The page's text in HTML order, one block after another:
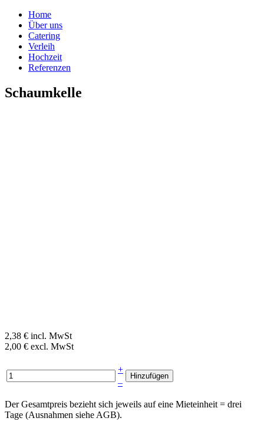
Home
Über uns
Catering
Verleih
Hochzeit
Referenzen
Schaumkelle
2,38 € incl. MwSt
2,00 € excl. MwSt
+
–
Der Gesamtpreis bezieht sich jeweils auf eine Mieteinheit = drei
Tage (Ausnahmen siehe AGB).